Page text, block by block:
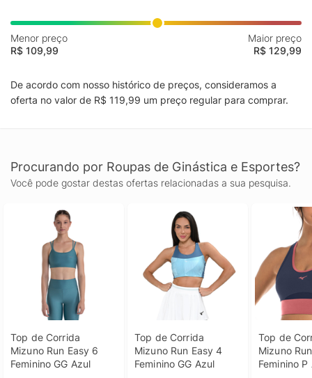
Menor preço
R$ 109,99
Maior preço
R$ 129,99
De acordo com nosso histórico de preços, consideramos a
oferta no valor de R$ 119,99 um preço regular para comprar.
Procurando por Roupas de Ginástica e Esportes?
Você pode gostar destas ofertas relacionadas a sua pesquisa.
Top de Corrida
Mizuno Run Easy 6
Feminino GG Azul
Top de Corrida
Mizuno Run Easy 4
Feminino GG Azul
Top de
Mizuno
Feminino P